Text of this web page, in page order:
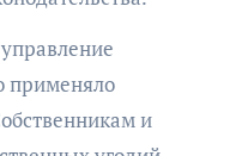
применяло
и